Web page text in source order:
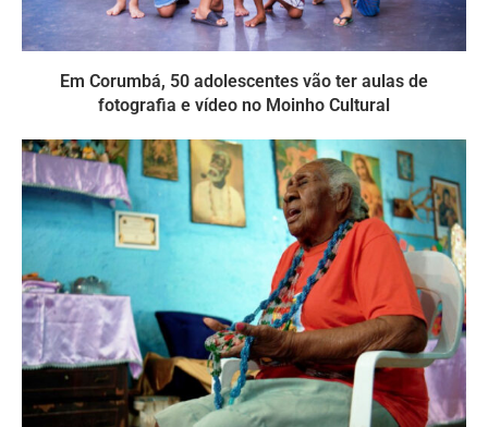
Em Corumbá, 50 adolescentes vão ter aulas de
fotografia e vídeo no Moinho Cultural